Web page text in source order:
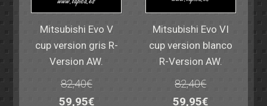
Mitsubishi Evo V
cup version gris R-
Version AW.
82,40€
El
59,95€El
Mitsubishi Evo VI
cup version blanco
R-Version AW.
82,40€
El
59,95€El